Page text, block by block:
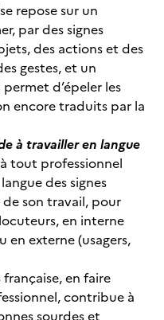
repose sur un
par des signes
des actions et des
gestes, et un
d’épeler les
encore traduits par la
à travailler en langue
tout professionnel
des signes
de son travail, pour
en interne
en externe (usagers,
française, en faire
contribue à
sourdes et